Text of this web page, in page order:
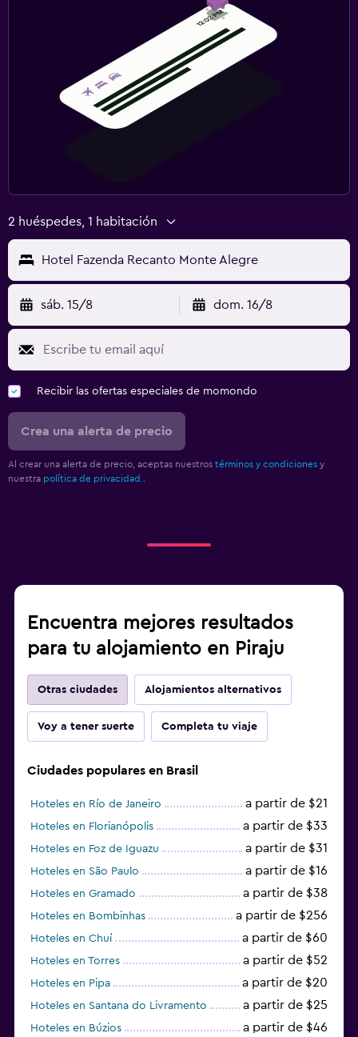
2 huéspedes, 1 habitación
Hotel Fazenda Recanto Monte Alegre
sáb. 15/8 dom. 16/8
Recibir las ofertas especiales de momondo
Crea una alerta de precio
Al crear una alerta de precio, aceptas nuestros términos y condiciones y
nuestra política de privacidad.
Encuentra mejores resultados
para tu alojamiento en Piraju
Otras ciudades Alojamientos alternativos
Voy a tener suerte Completa tu viaje
Ciudades populares en Brasil
Hoteles en Río de Janeiro a partir de $21
Hoteles en Florianópolis a partir de $33
Hoteles en Foz de Iguazu a partir de $31
Hoteles en São Paulo a partir de $16
Hoteles en Gramado a partir de $38
Hoteles en Bombinhas a partir de $256
Hoteles en Chuí a partir de $60
Hoteles en Torres a partir de $52
Hoteles en Pipa a partir de $20
Hoteles en Santana do Livramento a partir de $25
Hoteles en Búzios a partir de $46